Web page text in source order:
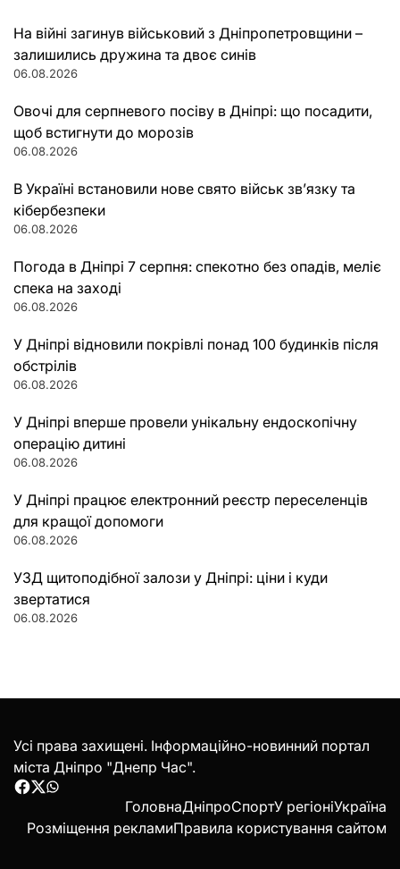
На війні загинув військовий з Дніпропетровщини –
залишились дружина та двоє синів
06.08.2026
Овочі для серпневого посіву в Дніпрі: що посадити,
щоб встигнути до морозів
06.08.2026
В Україні встановили нове свято військ зв’язку та
кібербезпеки
06.08.2026
Погода в Дніпрі 7 серпня: спекотно без опадів, меліє
спека на заході
06.08.2026
У Дніпрі відновили покрівлі понад 100 будинків після
обстрілів
06.08.2026
У Дніпрі вперше провели унікальну ендоскопічну
операцію дитині
06.08.2026
У Дніпрі працює електронний реєстр переселенців
для кращої допомоги
06.08.2026
УЗД щитоподібної залози у Дніпрі: ціни і куди
звертатися
06.08.2026
Усі права захищені. Інформаційно-новинний портал
міста Дніпро "Днепр Час".
Facebook
Twitter
WhatsApp
ГоловнаДніпроСпортУ регіоніУкраїна
Розміщення рекламиПравила користування сайтом